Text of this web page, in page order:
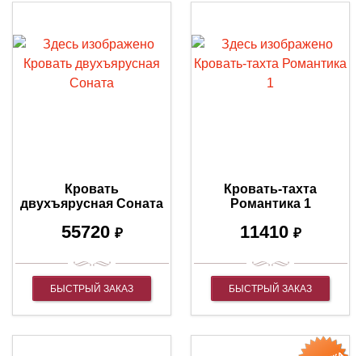
Кровать
двухъярусная Соната
55720 ₽
БЫСТРЫЙ ЗАКАЗ
Кровать-тахта
Романтика 1
11410 ₽
БЫСТРЫЙ ЗАКАЗ